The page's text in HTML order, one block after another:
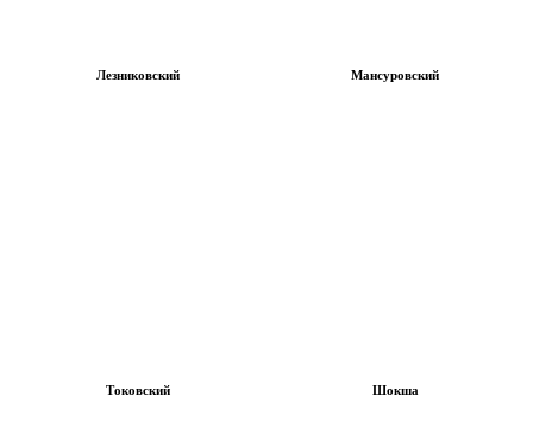
Лезниковский Мансуровский
Токовский Шокша